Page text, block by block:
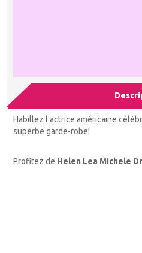
Habillez l'actrice américaine
superbe garde-robe!
Profitez de Helen Lea Michele